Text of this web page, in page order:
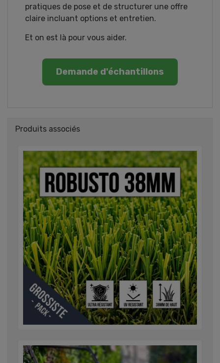
pratiques de pose et de structurer une offre
claire incluant options et entretien.
Et on est là pour vous aider.
Demande d'échantillons
Produits associés